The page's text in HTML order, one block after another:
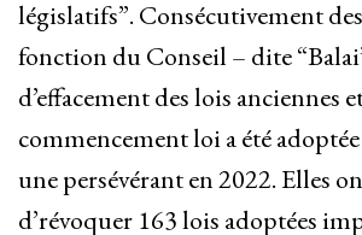
législatifs”. Consécutivement
fonction du Conseil – dite
d’effacement des lois anciennes
commencement loi a été
une persévérant en 2022. Elles
d’révoquer 163 lois adoptées